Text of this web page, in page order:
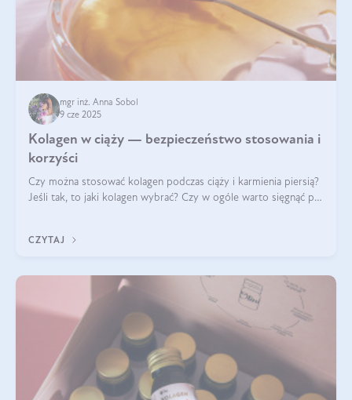
mgr inż. Anna Sobol
9 cze 2025
Kolagen w ciąży — bezpieczeństwo stosowania i
korzyści
Czy można stosować kolagen podczas ciąży i karmienia piersią?
Jeśli tak, to jaki kolagen wybrać? Czy w ogóle warto sięgnąć po
CZYTAJ